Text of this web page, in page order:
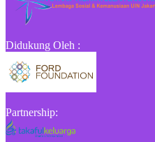
Didukung Oleh :
Partnership: